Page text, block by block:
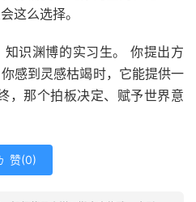
这么选择。
识渊博的实习生。 你提出方
感到灵感枯竭时，它能提供一
，那个拍板决定、赋予世界意
赞(0)